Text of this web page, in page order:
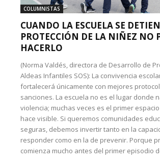
COLUMNISTAS
CUANDO LA ESCUELA SE
PROTECCIÓN DE LA NIÑEZ NO
HACERLO
(Norma Valdés, directora de Desarrollo de
Aldeas Infantiles SOS): La convivencia
fortalecerá únicamente con mejores
sanciones. La escuela no es el lugar donde
violencia; muchas veces es el primer
hace visible. Si queremos comunidades
seguras, debemos invertir tanto en la
responder como en la de prevenir. Porque
comienza mucho antes del primer episodio